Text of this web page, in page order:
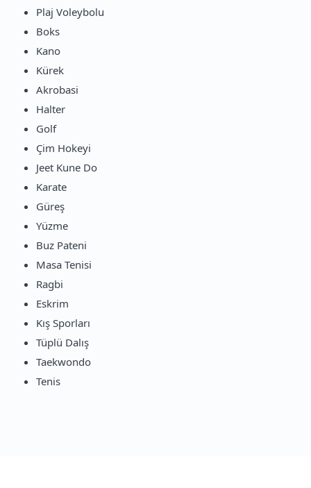
Plaj Voleybolu
Boks
Kano
Kürek
Akrobasi
Halter
Golf
Çim Hokeyi
Jeet Kune Do
Karate
Güreş
Yüzme
Buz Pateni
Masa Tenisi
Ragbi
Eskrim
Kış Sporları
Tüplü Dalış
Taekwondo
Tenis